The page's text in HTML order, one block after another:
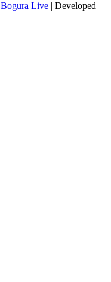
Bogura Live | Developed